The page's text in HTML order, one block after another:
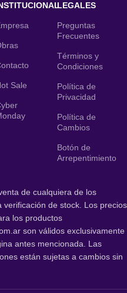
Sale
LEGALES
Preguntas
Frecuentes
Términos y
Condiciones
Política de
Privacidad
Política de
Cambios
Botón de
Arrepentimiento
de cualquiera de los
de stock. Los precios
los productos
son válidos exclusivamente
antes mencionada. Las
están sujetas a cambios sin